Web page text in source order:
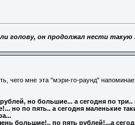
голову, он продолжал нести такую
чего мне эта "мэри-го-раунд"
но большие... а сегодня по три..
но по пять.. а сегодня маленькие
большие!.. по пять рублей!...а